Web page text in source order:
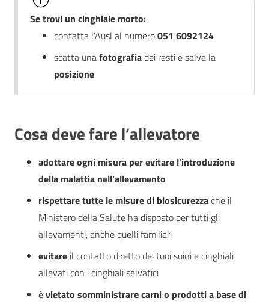
Se trovi un cinghiale morto:
contatta l’Ausl al numero051 6092124
scatta unafotografiadei resti e salva la
posizione
Cosa deve farel’allevatore
adottare ogni misura per evitare l’introduzione
della malattia nell’allevamento
rispettare tutte le misure di biosicurezzache il
Ministero della Salute ha disposto per tutti gli
allevamenti, anche quelli familiari
evitare il contatto diretto dei tuoi suini e cinghiali
allevati con i cinghiali selvatici
èvietato somministrare carni o prodotti a base di